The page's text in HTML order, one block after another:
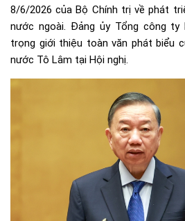
8/6/2026 của Bộ Chính trị về phát
nước ngoài. Đảng ủy Tổng công ty
trọng giới thiệu toàn văn phát biểu
nước Tô Lâm tại Hội nghị.